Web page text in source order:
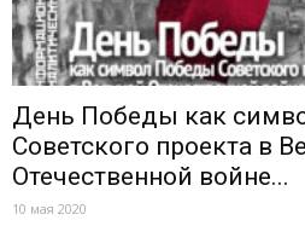
День Победы как
Советского проекта в
Отечественной войне...
10 мая 2020